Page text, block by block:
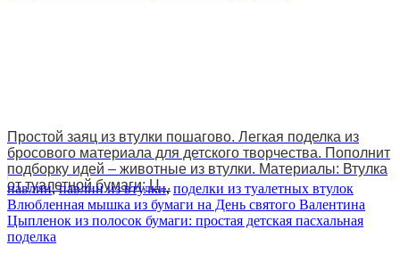
Простой заяц из втулки пошагово. Легкая поделка из
бросового материала для детского творчества. Пополнит
подборку идей – животные из втулки. Материалы: Втулка
от туалетной бумаги; Ц...
павлин,павлин из втулки,поделки из туалетных втулок
Навигация
по
Влюбленная мышка из бумаги на День святого Валентина
Цыпленок из полосок бумаги: простая детская пасхальная
поделка